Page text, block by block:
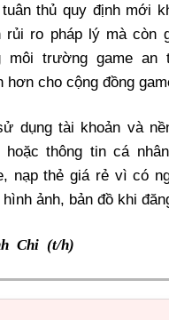
thủ quy định mới
rủi ro pháp lý mà còn
môi trường game an
hơn cho cộng đồng
dụng tài khoản và
hoặc thông tin cá
nạp thẻ giá rẻ vì có
hình ảnh, bản đồ khi
Chi (t/h)